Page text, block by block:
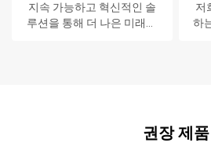
지속 가능하고 혁신적인 솔
루션을 통해 더 나은 미래를
저
하
권장 제품